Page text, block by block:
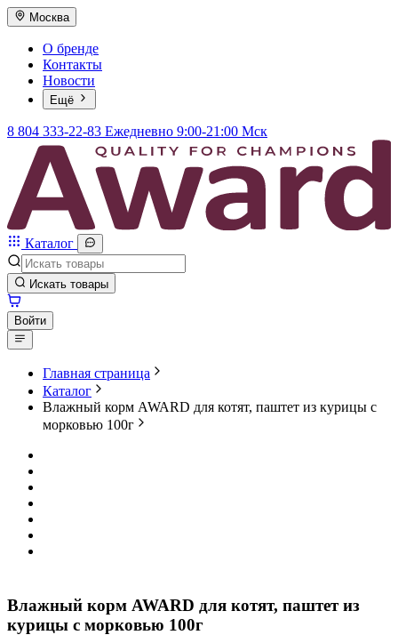
Москва
О бренде
Контакты
Новости
Ещё
8 804 333-22-83 Ежедневно 9:00-21:00 Мск
Каталог
Искать товары
Войти
Главная страница
Каталог
Влажный корм AWARD для котят, паштет из курицы с
морковью 100г
Влажный корм AWARD для котят, паштет из
курицы с морковью 100г